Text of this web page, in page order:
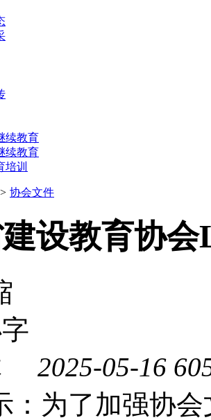
续教育
续教育
培训
> 协会文件
设教育协
2025-05-16
：为了加强协